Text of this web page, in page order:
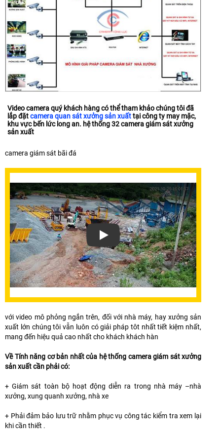
Video camera quý khách hàng có thể tham khảo chúng tôi đã
lắp đặtcamera quan sát xưởng sản xuấttại công ty may mặc,
khu vực bến lức long an. hệ thống 32 camera giám sát xưởng
sản xuất
camera giám sát bãi đá
Xem video Giải Pháp Lắp Đặt Camera
với video mô phỏng ngắn trên, đối với nhà máy, hay xưởng sản
xuất lớn chúng tôi vẫn luôn có giải pháp tôt nhất tiết kiệm nhất,
mang đến hiệu quả cao nhất cho khách khách hàn
Về Tính năng cơ bản nhất của hệ thống camera giám sát xưởng
sản xuất cần phải có:
+ Giám sát toàn bộ hoạt động diễn ra trong nhà máy –nhà
xưởng, xung quanh xưởng, nhà xe
+ Phải đảm bảo lưu trữ nhằm phục vụ công tác kiểm tra xem lại
khi cần thiết .